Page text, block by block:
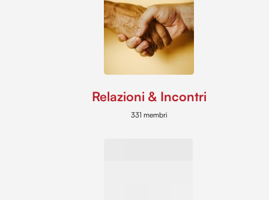
Relazioni & Incontri
331 membri